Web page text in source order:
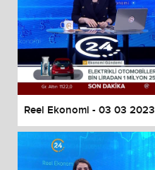
Reel Ekonomi - 03 03 2023